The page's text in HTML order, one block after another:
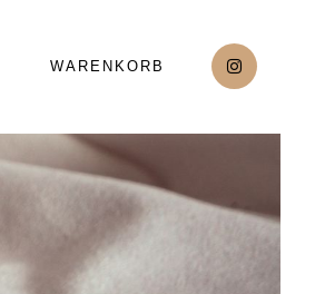
WARENKORB